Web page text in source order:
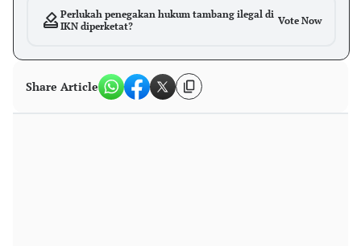
Perlukah penegakan hukum tambang ilegal di
IKN diperketat?
Vote Now
Share Article